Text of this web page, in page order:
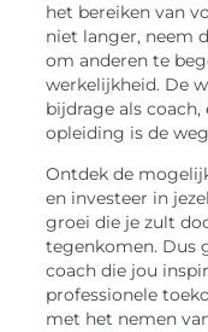
het bereiken van
niet langer, neem
om anderen te
werkelijkheid. De
bijdrage als
opleiding is de
Ontdek de
en investeer in
groei die je zult
tegenkomen. Dus
coach die jou
professionele
met het nemen